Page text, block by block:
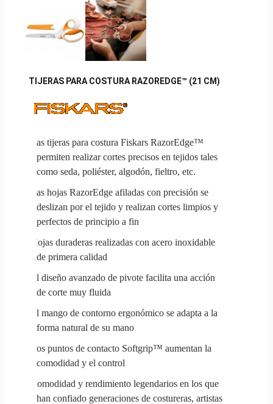
TIJERAS PARA COSTURA RAZOREDGE™ (21 CM)
Las tijeras para costura Fiskars RazorEdge™
permiten realizar cortes precisos en tejidos tales
como seda, poliéster, algodón, fieltro, etc.
Las hojas RazorEdge afiladas con precisión se
deslizan por el tejido y realizan cortes limpios y
perfectos de principio a fin
Hojas duraderas realizadas con acero inoxidable
de primera calidad
El diseño avanzado de pivote facilita una acción
de corte muy fluida
El mango de contorno ergonómico se adapta a la
forma natural de su mano
Los puntos de contacto Softgrip™ aumentan la
comodidad y el control
Comodidad y rendimiento legendarios en los que
han confiado generaciones de costureras, artistas